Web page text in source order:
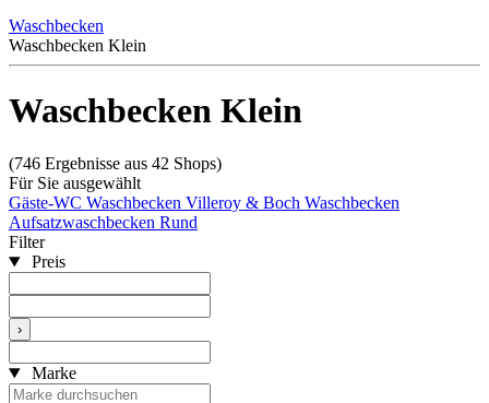
Waschbecken
Waschbecken Klein
Waschbecken Klein
(746 Ergebnisse aus 42 Shops)
Für Sie ausgewählt
Gäste-WC Waschbecken Villeroy & Boch Waschbecken
Aufsatzwaschbecken Rund
Filter
Preis
›
Marke